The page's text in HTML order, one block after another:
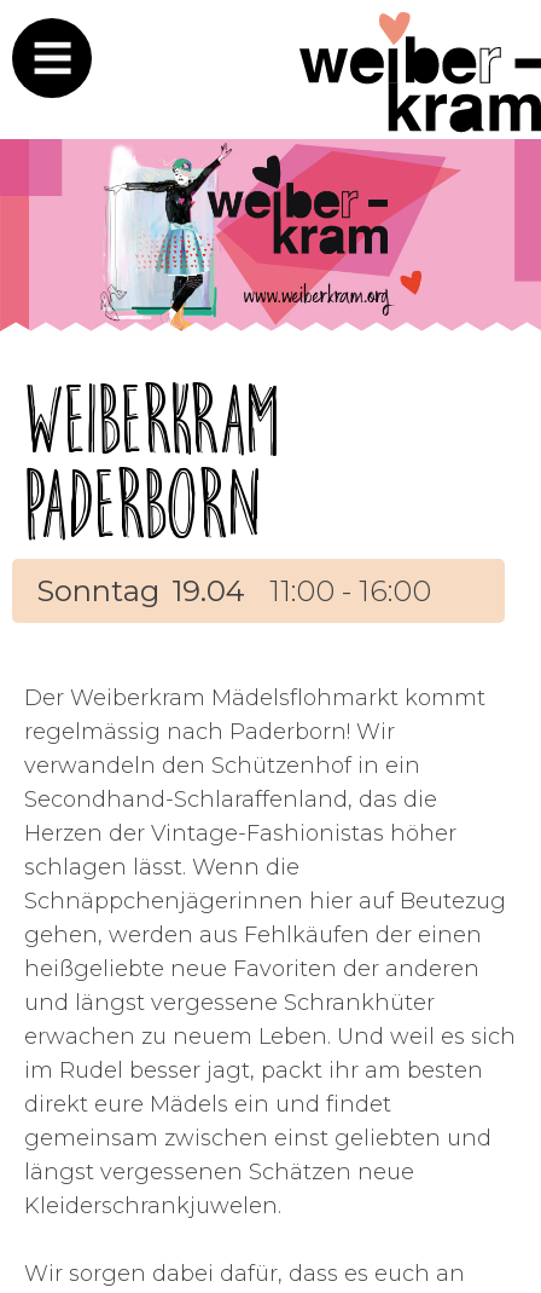
Weiberkram
Paderborn
Sonntag 19.04 11:00 - 16:00
Der Weiberkram Mädelsflohmarkt kommt
regelmässig nach Paderborn! Wir
verwandeln den Schützenhof in ein
Secondhand-Schlaraffenland, das die
Herzen der Vintage-Fashionistas höher
schlagen lässt. Wenn die
Schnäppchenjägerinnen hier auf Beutezug
gehen, werden aus Fehlkäufen der einen
heißgeliebte neue Favoriten der anderen
und längst vergessene Schrankhüter
erwachen zu neuem Leben. Und weil es sich
im Rudel besser jagt, packt ihr am besten
direkt eure Mädels ein und findet
gemeinsam zwischen einst geliebten und
längst vergessenen Schätzen neue
Kleiderschrankjuwelen.
Wir sorgen dabei dafür, dass es euch an